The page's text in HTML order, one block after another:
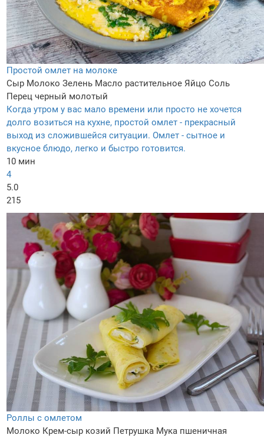
Простой омлет на молоке
Сыр Молоко Зелень Масло растительное Яйцо Соль
Перец черный молотый
Когда утром у вас мало времени или просто не хочется
долго возиться на кухне, простой омлет - прекрасный
выход из сложившейся ситуации. Омлет - сытное и
вкусное блюдо, легко и быстро готовится.
10 мин
4
5.0
215
Роллы с омлетом
Молоко Крем-сыр козий Петрушка Мука пшеничная